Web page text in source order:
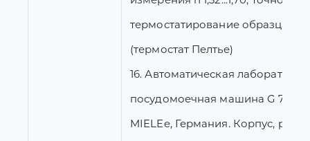
термостатирование образца
(термостат Пелтье)
16. Автоматическая
посудомоечная машина G 7883
MIELEe, Германия. Корпус,